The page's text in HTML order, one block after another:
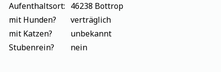
Aufenthaltsort: 46238 Bottrop
mit Hunden?
verträglich
mit Katzen?
unbekannt
Stubenrein?
nein